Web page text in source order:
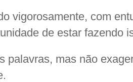
vigorosamente, com
de estar fazendo
palavras, mas não